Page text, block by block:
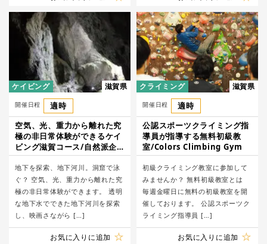
ケイビング 滋賀県
開催日程
適時
空気、光、重力から離れた究
極の非日常体験ができるケイ
ビング滋賀コース/自然派企
画
地下を探索、地下河川。洞窟で泳
ぐ？ 空気、光、重力から離れた究
極の非日常体験ができます。 透明
な地下水でできた地下河川を探索
し、映画さながら […]
お気に入りに追加
クライミング 滋賀県
開催日程
適時
公認スポーツクライミング指
導員が指導する無料初級教
室/Colors Climbing Gym
初級クライミング教室に参加して
みませんか？ 無料初級教室とは
毎週金曜日に無料の初級教室を開
催しております。 公認スポーツク
ライミング指導員 […]
お気に入りに追加